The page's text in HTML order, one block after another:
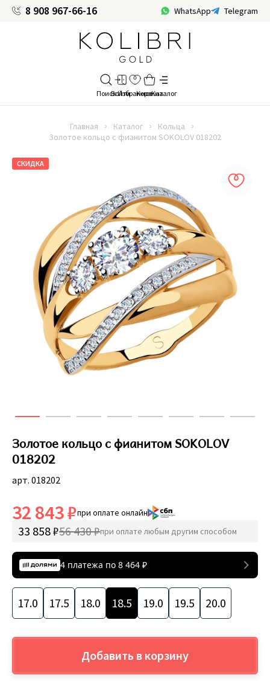
8 908 967-66-16 WhatsApp Telegram
Главная Каталог
Кольца
Золотое кольцо с фианитом SOKOLOV 018202
СКИДКА
Золотое кольцо с фианитом SOKOLOV
018202
арт. 018202
32 843 ₽при оплате онлайн
33 858 ₽56 430 ₽при оплате любым другим способом
4 платежа по 8 464 ₽
17.0 17.5 18.0 18.5 19.0 19.5 20.0
Добавить в корзину